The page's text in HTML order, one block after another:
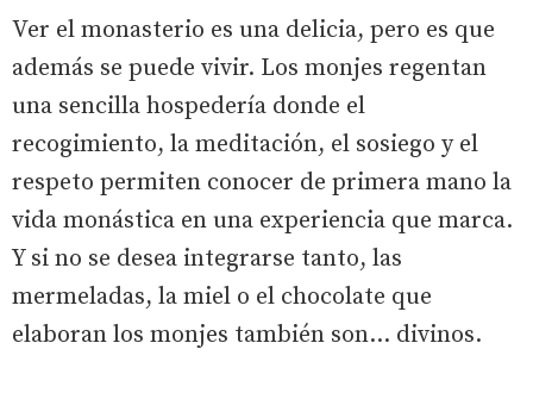
Ver el monasterio es una delicia, pero es que
además se puede vivir. Los monjes regentan
una sencilla hospedería donde el
recogimiento, la meditación, el sosiego y el
respeto permiten conocer de primera mano la
vida monástica en una experiencia que marca.
Y si no se desea integrarse tanto, las
mermeladas, la miel o el chocolate que
elaboran los monjes también son... divinos.